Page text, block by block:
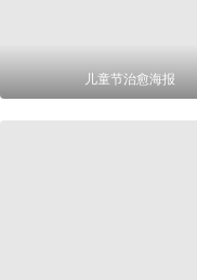
儿童节治愈海报